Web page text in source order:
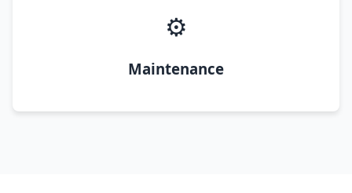
⚙️
Maintenance